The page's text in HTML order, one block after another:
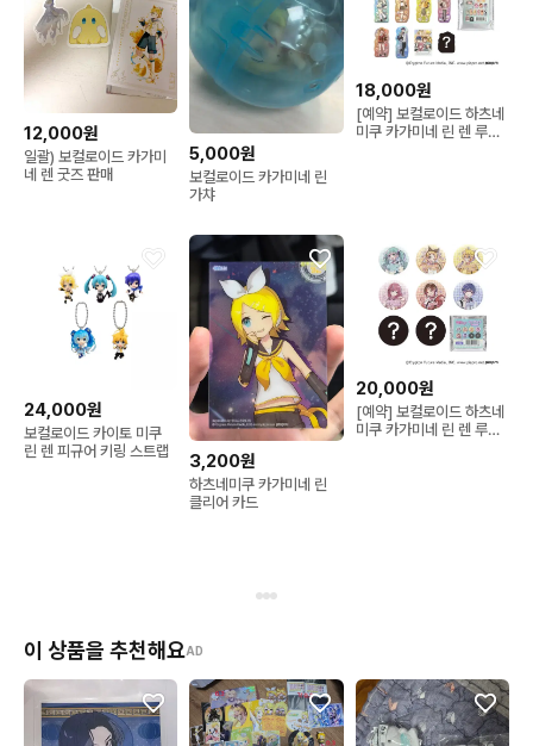
12,000원
일괄) 보컬로이드 카가미
네 렌 굿즈 판매
5,000원
보컬로이드 카가미네 린
가챠
18,000원
[예약] 보컬로이드 하츠네
미쿠 카가미네 린 렌 루카
24,000원
보컬로이드 카이토 미쿠
린 렌 피규어 키링 스트랩
3,200원
하츠네미쿠 카가미네 린
클리어 카드
20,000원
[예약] 보컬로이드 하츠네
미쿠 카가미네 린 렌 루카
이 상품을 추천해요AD